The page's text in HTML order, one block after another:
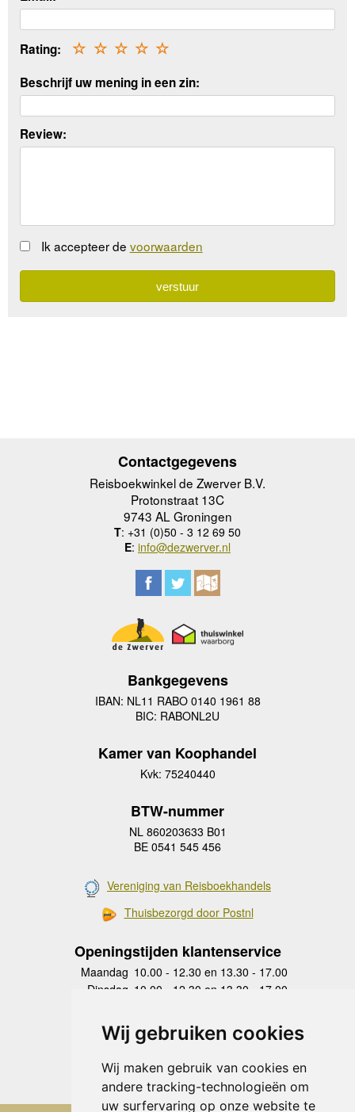
Wij gebruiken cookies
Wij maken gebruik van cookies en
andere tracking-technologieën om
uw surfervaring op onze website te
Rating: ☆
☆
☆
☆
☆
Beschrijf uw mening in een zin:
Review:
Ik accepteer de voorwaarden
Contactgegevens
Reisboekwinkel de Zwerver B.V.
Protonstraat 13C
9743 AL Groningen
T: +31 (0)50 - 3 12 69 50
E: info@dezwerver.nl
Bankgegevens
IBAN: NL11 RABO 0140 1961 88
BIC: RABONL2U
Kamer van Koophandel
Kvk: 75240440
BTW-nummer
NL 860203633 B01
BE 0541 545 456
Vereniging van Reisboekhandels
Thuisbezorgd door Postnl
Openingstijden klantenservice
Maandag 10.00 - 12.30 en 13.30 - 17.00
Dinsdag 10.00 - 12.30 en 13.30 - 17.00
Donderdag
10.00 - 12.30 en 13.30 - 17.00
Vrijdag 10.00 - 12.30 en 13.30 - 17.00
Zaterdag
gesloten
Zondag gesloten